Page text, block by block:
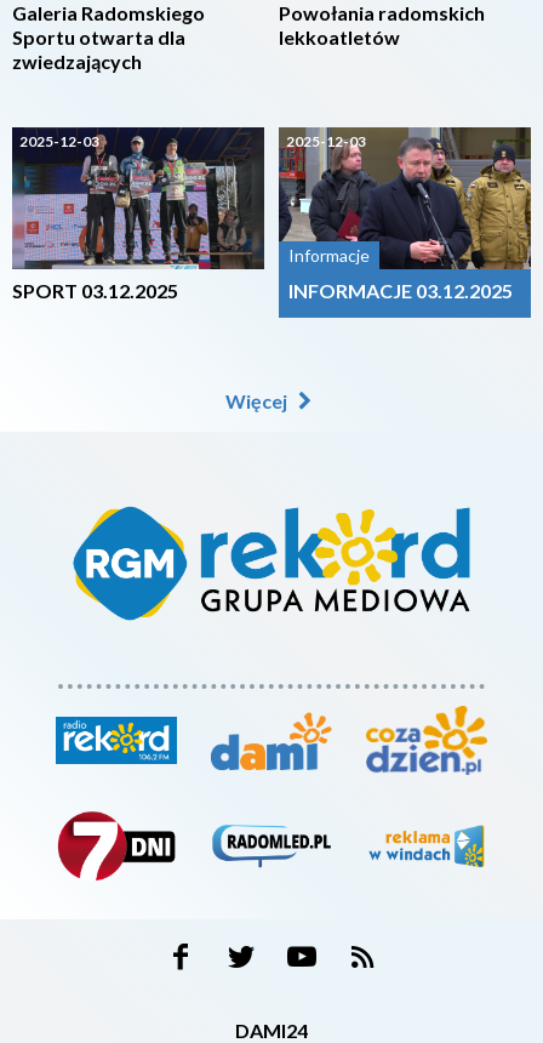
Galeria Radomskiego
Sportu otwarta dla
zwiedzających
2025-12-03
SPORT 03.12.2025
Powołania radomskich
lekkoatletów
2025-12-03
Informacje
INFORMACJE 03.12.2025
Więcej
DAMI24